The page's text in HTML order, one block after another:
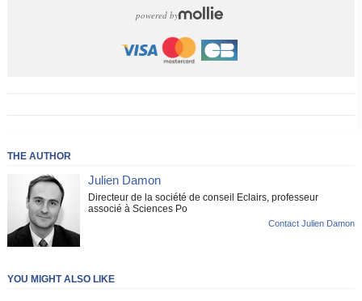
powered by
THE AUTHOR
Julien Damon
Directeur de la société de conseil Eclairs, professeur
associé à Sciences Po
Contact Julien Damon
YOU MIGHT ALSO LIKE